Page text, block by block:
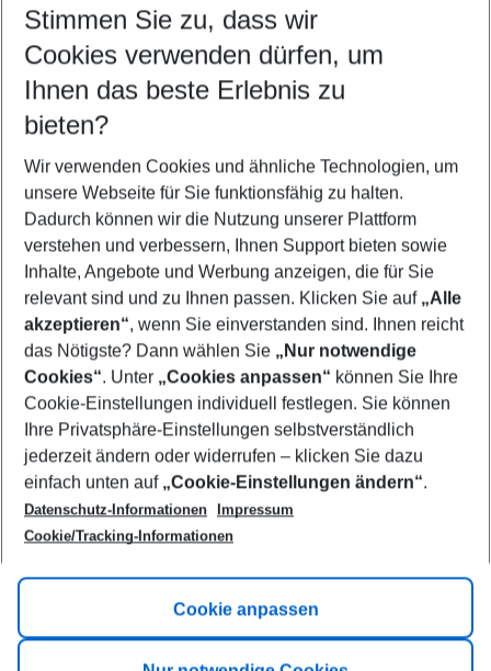
Customize your offer
Find the perfect deal which suits your best
Your departure airport
Any airport
Select your date range
08/08/26–06/08/27 5-8 nights
Who will travel
2 adults No children
Show more filter
Footer
Footer navigation
Title A
Link A
Stimmen Sie zu, dass wir
Cookies verwenden dürfen, um
Ihnen das beste Erlebnis zu
bieten?
Wir verwenden Cookies und ähnliche Technologien, um
unsere Webseite für Sie funktionsfähig zu halten.
Dadurch können wir die Nutzung unserer Plattform
verstehen und verbessern, Ihnen Support bieten sowie
Inhalte, Angebote und Werbung anzeigen, die für Sie
relevant sind und zu Ihnen passen. Klicken Sie auf „Alle
akzeptieren“, wenn Sie einverstanden sind. Ihnen reicht
das Nötigste? Dann wählen Sie „Nur notwendige
Cookies“. Unter „Cookies anpassen“ können Sie Ihre
Cookie-Einstellungen individuell festlegen. Sie können
Ihre Privatsphäre-Einstellungen selbstverständlich
jederzeit ändern oder widerrufen – klicken Sie dazu
einfach unten auf „Cookie-Einstellungen ändern“.
Datenschutz-Informationen
Impressum
Cookie/Tracking-Informationen
Cookie anpassen